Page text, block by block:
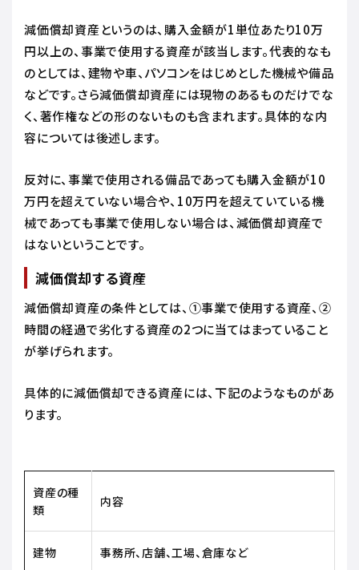
減価償却資産というのは、購入金額が1単位あたり10万
円以上の、事業で使用する資産が該当します。代表的なも
のとしては、建物や車、パソコンをはじめとした機械や備品
などです。さら減価償却資産には現物のあるものだけでな
く、著作権などの形のないものも含まれます。具体的な内
容については後述します。
反対に、事業で使用される備品であっても購入金額が10
万円を超えていない場合や、10万円を超えていている機
械であっても事業で使用しない場合は、減価償却資産で
はないということです。
減価償却する資産
減価償却資産の条件としては、①事業で使用する資産、②
時間の経過で劣化する資産の2つに当てはまっていること
が挙げられます。
具体的に減価償却できる資産には、下記のようなものがあ
ります。
資産の種
類
内容
建物 事務所、店舗、工場、倉庫など